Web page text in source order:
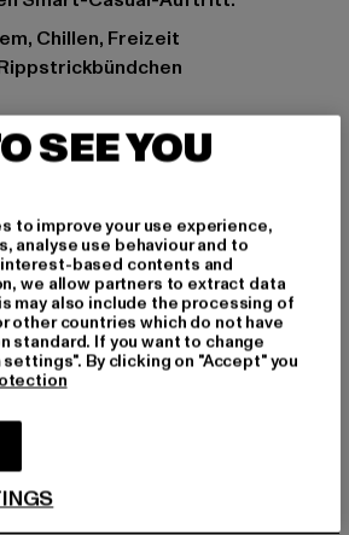
Chillen, Freizeit
52% Viskose, 28%
|Krishna@zabou.co.uk
on-Ribble | PR2 2ZH Lancashire |
SEE YOU
to improve your use experience,
analyse use behaviour and to
based contents and
we allow partners to extract data
may also include the processing of
other countries which do not have
standard. If you want to change
By clicking on "Accept" you